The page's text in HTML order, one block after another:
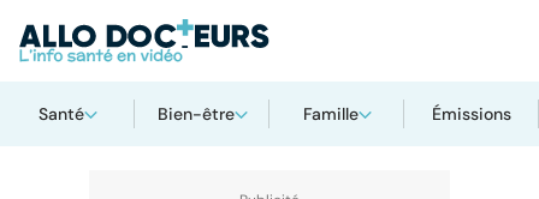
Santé Bien-être Famille Émissions